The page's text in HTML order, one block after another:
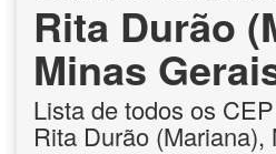
Rita Durão
Minas
Lista de todos os
Rita Durão (Mariana),